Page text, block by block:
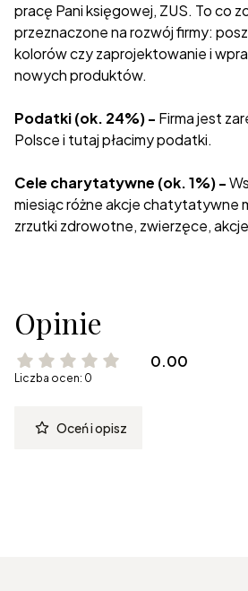
pracę Pani księgowej, ZUS. To co
przeznaczone na rozwój firmy:
kolorów czy zaprojektowanie i
nowych produktów.
Podatki (ok. 24%) - Firma jest
Polsce i tutaj płacimy podatki.
Cele charytatywne (ok. 1%) -
miesiąc różne akcje chatytatywne
zrzutki zdrowotne, zwierzęce,
Opinie
0.00
Liczba ocen: 0
Oceń i opisz